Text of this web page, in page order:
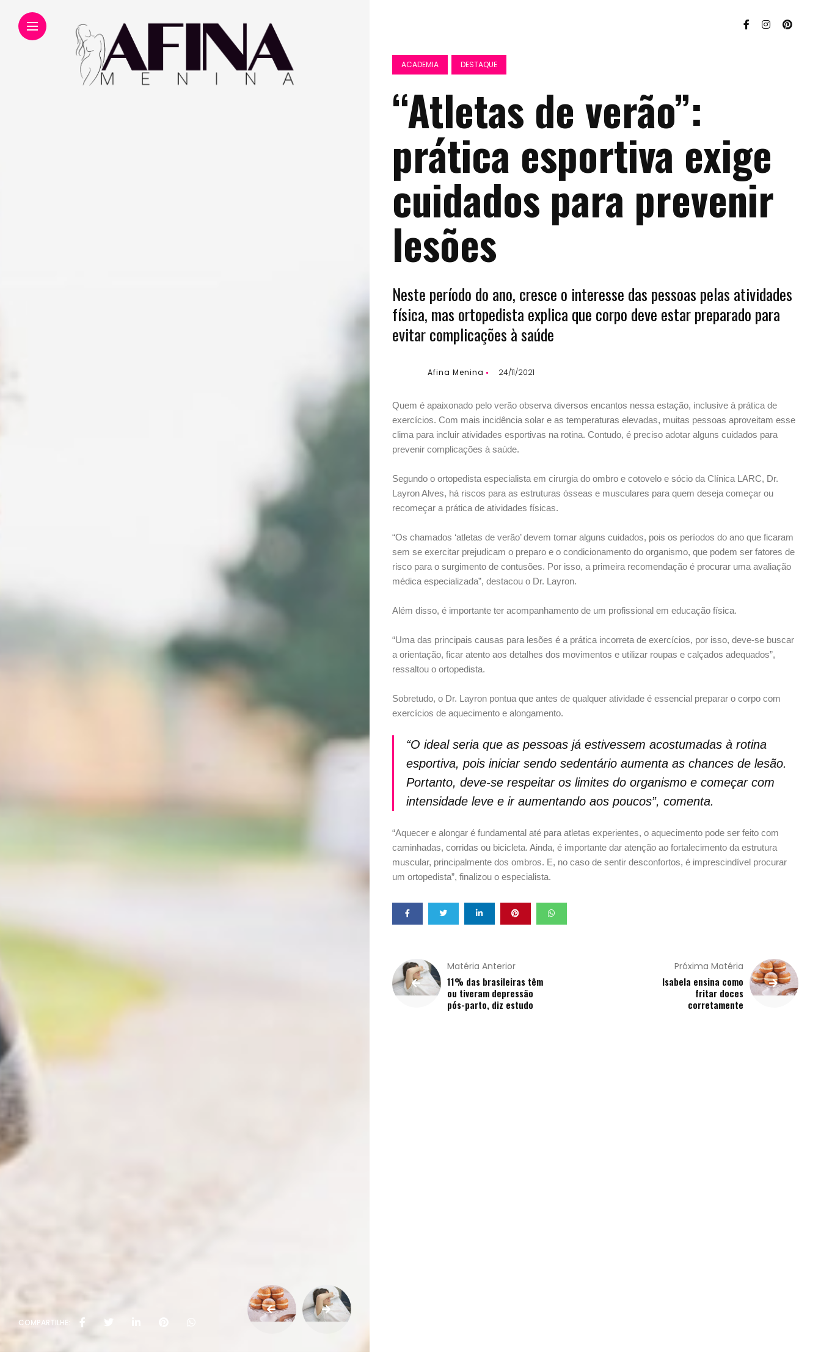
Início
Academia
Beleza
Bora
lá!
Casa
e
Decoração
Exclusiva
Homem
Mães
&
Filhos
Notícias
Opinião
Pets
Receitas
COMPARTILHE:
ACADEMIA DESTAQUE
“Atletas de verão”:
prática esportiva exige
cuidados para prevenir
lesões
Neste período do ano, cresce o interesse das pessoas pelas atividades
física, mas ortopedista explica que corpo deve estar preparado para
evitar complicações à saúde
Afina Menina 24/11/2021
Quem é apaixonado pelo verão observa diversos encantos nessa estação, inclusive à prática de
exercícios. Com mais incidência solar e as temperaturas elevadas, muitas pessoas aproveitam esse
clima para incluir atividades esportivas na rotina. Contudo, é preciso adotar alguns cuidados para
prevenir complicações à saúde.
Segundo o ortopedista especialista em cirurgia do ombro e cotovelo e sócio da Clínica LARC, Dr.
Layron Alves, há riscos para as estruturas ósseas e musculares para quem deseja começar ou
recomeçar a prática de atividades físicas.
“Os chamados ‘atletas de verão’ devem tomar alguns cuidados, pois os períodos do ano que ficaram
sem se exercitar prejudicam o preparo e o condicionamento do organismo, que podem ser fatores de
risco para o surgimento de contusões. Por isso, a primeira recomendação é procurar uma avaliação
médica especializada”, destacou o Dr. Layron.
Além disso, é importante ter acompanhamento de um profissional em educação física.
“Uma das principais causas para lesões é a prática incorreta de exercícios, por isso, deve-se buscar
a orientação, ficar atento aos detalhes dos movimentos e utilizar roupas e calçados adequados”,
ressaltou o ortopedista.
Sobretudo, o Dr. Layron pontua que antes de qualquer atividade é essencial preparar o corpo com
exercícios de aquecimento e alongamento.
“O ideal seria que as pessoas já estivessem acostumadas à rotina
esportiva, pois iniciar sendo sedentário aumenta as chances de lesão.
Portanto, deve-se respeitar os limites do organismo e começar com
intensidade leve e ir aumentando aos poucos”, comenta.
“Aquecer e alongar é fundamental até para atletas experientes, o aquecimento pode ser feito com
caminhadas, corridas ou bicicleta. Ainda, é importante dar atenção ao fortalecimento da estrutura
muscular, principalmente dos ombros. E, no caso de sentir desconfortos, é imprescindível procurar
um ortopedista”, finalizou o especialista.
Matéria Anterior
11% das brasileiras têm
ou tiveram depressão
pós-parto, diz estudo
Próxima Matéria
Isabela ensina como
fritar doces
corretamente